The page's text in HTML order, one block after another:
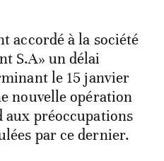
accordé à la société
S.A» un délai
le 15 janvier
nouvelle opération
aux préoccupations
par ce dernier.